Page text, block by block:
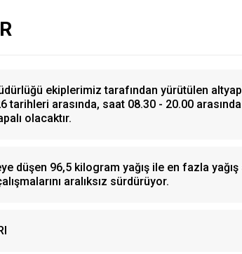
ekiplerimiz tarafından yürütülen
tarihleri arasında, saat 08.30 - 20.00
olacaktır.
düşen 96,5 kilogram yağış ile en fazla
aralıksız sürdürüyor.